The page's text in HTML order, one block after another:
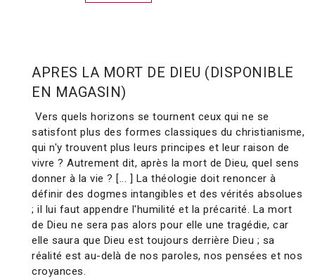
APRES LA MORT DE DIEU (DISPONIBLE
EN MAGASIN)
Vers quels horizons se tournent ceux qui ne se
satisfont plus des formes classiques du christianisme,
qui n'y trouvent plus leurs principes et leur raison de
vivre ? Autrement dit, après la mort de Dieu, quel sens
donner à la vie ? [... ] La théologie doit renoncer à
définir des dogmes intangibles et des vérités absolues
; il lui faut appendre l'humilité et la précarité. La mort
de Dieu ne sera pas alors pour elle une tragédie, car
elle saura que Dieu est toujours derrière Dieu ; sa
réalité est au-delà de nos paroles, nos pensées et nos
croyances.